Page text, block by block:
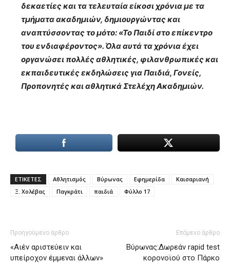
δεκαετίες και τα τελευταία είκοσι χρόνια με τα
τμήματα ακαδημιών, δημιουργώντας και
αναπτύσσοντας το μότο: «Το Παιδί στο επίκεντρο
του ενδιαφέροντος». Όλα αυτά τα χρόνια έχει
οργανώσει πολλές αθλητικές, φιλανθρωπικές και
εκπαιδευτικές εκδηλώσεις για Παιδιά, Γονείς,
Προπονητές και αθλητικά Στελέχη Ακαδημιών.
ΕΤΙΚΕΤΕΣ Αθλητισμός Βύρωνας Εφημερίδα
Καισαριανή
Ξ. Χολέβας
Παγκράτι παιδιά Φύλλο 17
Προηγούμενο άρθρο
«Αιέν αριστεύειν και
υπείροχον έμμεναι άλλων»
Επόμενο άρθρο
Βύρωνας:Δωρεάν rapid test
κορονοϊού στο Πάρκο